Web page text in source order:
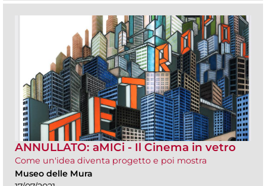
ANNULLATO: aMICi - Il Cinema in vetro
Come un'idea diventa progetto e poi mostra
Museo delle Mura